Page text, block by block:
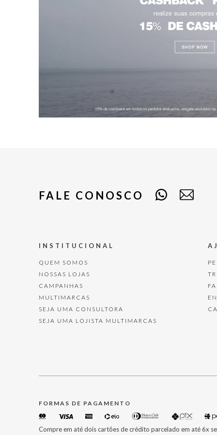
FALE CONOSCO
INSTITUCIONAL
QUEM SOMOS
NOSSAS LOJAS
CAMPANHAS
MULTIMARCAS
SEJA UMA CONSULTORA
SEJA UMA LOJISTA MULTIMARCAS
FORMAS DE PAGAMENTO
Compre em até dois cartões de crédito parcelado em até 6x